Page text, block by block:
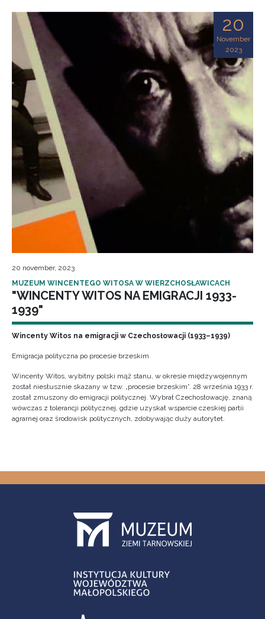
20
November
2023
20 november, 2023
MUZEUM WINCENTEGO WITOSA W WIERZCHOSŁAWICACH
"WINCENTY WITOS NA EMIGRACJI 1933-
1939"
Wincenty Witos na emigracji w Czechosłowacji (1933–1939)
Emigracja polityczna po procesie brzeskim
Wincenty Witos, wybitny polski mąż stanu, w okresie międzywojennym
został niesłusznie skazany w tzw. „procesie brzeskim”. 28 września 1933 r.
został zmuszony do emigracji politycznej. Wybrał Czechosłowację, znaną
wówczas z tolerancji politycznej, gdzie uzyskał wsparcie czeskiej partii
agrarnej oraz środowisk politycznych, zdobywając duży autorytet.